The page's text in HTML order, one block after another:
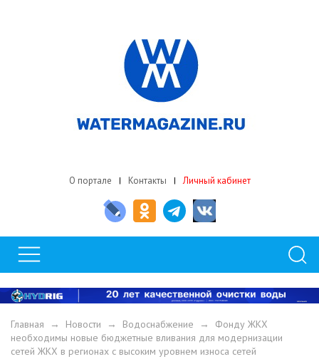
О портале Контакты Личный кабинет
Главная → Новости → Водоснабжение → Фонду ЖКХ
необходимы новые бюджетные вливания для модернизации
сетей ЖКХ в регионах с высоким уровнем износа сетей